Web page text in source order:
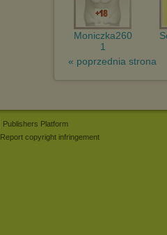
Moniczka260
1
« poprzednia strona
Publishers Platform
Report copyright infringement